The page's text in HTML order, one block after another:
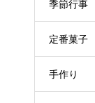
季節行事
定番菓子
手作り